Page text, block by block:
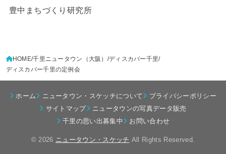
豊中まちづくり研究所
HOME 千里ニュータウン（大阪）
ディスカバー千里
ディスカバー千里の定例会
ホーム ニュータウン・スケッチについて
プライバシーポリシー
サイトマップ
ニュータウンの写真データ販売
千里の思い出募集中
お問い合わせ
© 2026 ニュータウン・スケッチ All Rights Reserved.